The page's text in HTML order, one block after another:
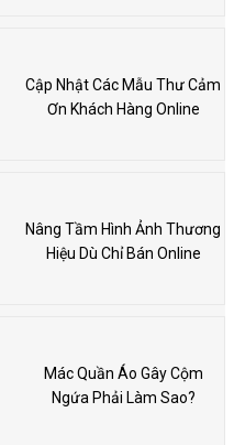
Cập Nhật Các Mẫu Thư Cảm
Ơn Khách Hàng Online
Nâng Tầm Hình Ảnh Thương
Hiệu Dù Chỉ Bán Online
Mác Quần Áo Gây Cộm
Ngứa Phải Làm Sao?